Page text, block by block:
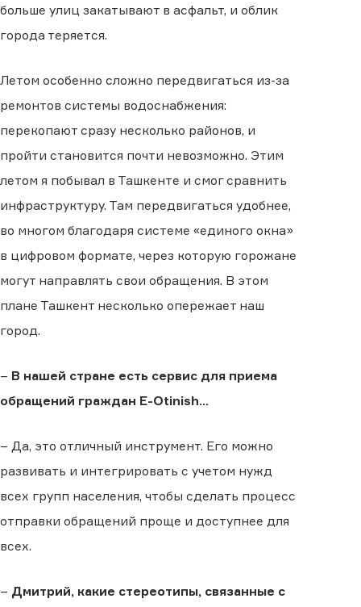
больше улиц закатывают в асфальт, и облик
города теряется.
Летом особенно сложно передвигаться из-за
ремонтов системы водоснабжения:
перекопают сразу несколько районов, и
пройти становится почти невозможно. Этим
летом я побывал в Ташкенте и смог сравнить
инфраструктуру. Там передвигаться удобнее,
во многом благодаря системе «единого окна»
в цифровом формате, через которую горожане
могут направлять свои обращения. В этом
плане Ташкент несколько опережает наш
город.
– В нашей стране есть сервис для приема
обращений граждан E-Otinish…
– Да, это отличный инструмент. Его можно
развивать и интегрировать с учетом нужд
всех групп населения, чтобы сделать процесс
отправки обращений проще и доступнее для
всех.
– Дмитрий, какие стереотипы, связанные с